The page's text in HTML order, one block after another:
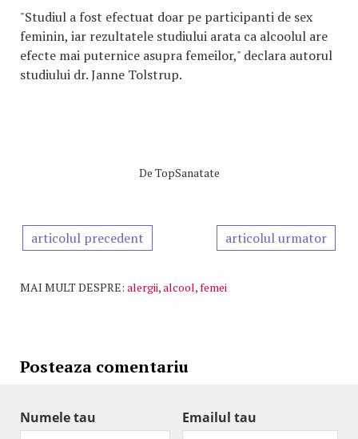
"Studiul a fost efectuat doar pe participanti de sex
feminin, iar rezultatele studiului arata ca alcoolul are
efecte mai puternice asupra femeilor," declara autorul
studiului dr. Janne Tolstrup.
De TopSanatate
articolul precedent articolul urmator
MAI MULT DESPRE: alergii,alcool,femei
Posteaza comentariu
Numele tau Emailul tau